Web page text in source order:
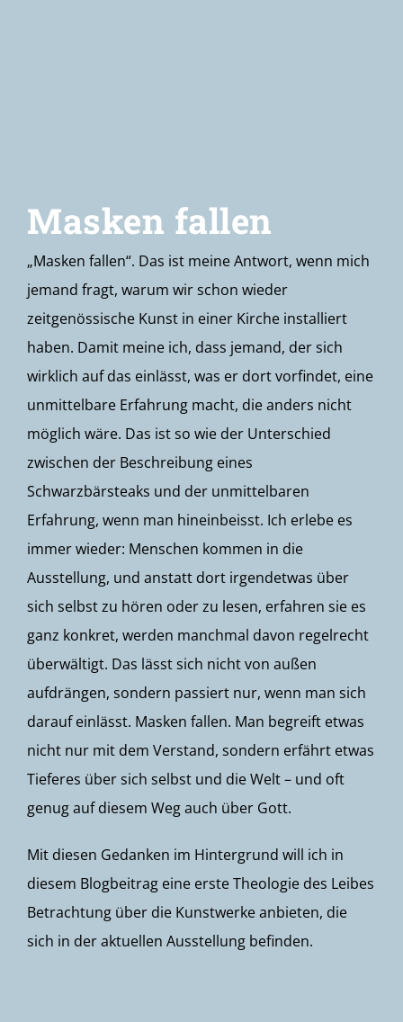
Masken fallen
„Masken fallen“. Das ist meine Antwort, wenn mich
jemand fragt, warum wir schon wieder
zeitgenössische Kunst in einer Kirche installiert
haben. Damit meine ich, dass jemand, der sich
wirklich auf das einlässt, was er dort vorfindet, eine
unmittelbare Erfahrung macht, die anders nicht
möglich wäre. Das ist so wie der Unterschied
zwischen der Beschreibung eines
Schwarzbärsteaks und der unmittelbaren
Erfahrung, wenn man hineinbeisst. Ich erlebe es
immer wieder: Menschen kommen in die
Ausstellung, und anstatt dort irgendetwas über
sich selbst zu hören oder zu lesen, erfahren sie es
ganz konkret, werden manchmal davon regelrecht
überwältigt. Das lässt sich nicht von außen
aufdrängen, sondern passiert nur, wenn man sich
darauf einlässt. Masken fallen. Man begreift etwas
nicht nur mit dem Verstand, sondern erfährt etwas
Tieferes über sich selbst und die Welt – und oft
genug auf diesem Weg auch über Gott.
Mit diesen Gedanken im Hintergrund will ich in
diesem Blogbeitrag eine erste Theologie des Leibes
Betrachtung über die Kunstwerke anbieten, die
sich in der aktuellen Ausstellung befinden.